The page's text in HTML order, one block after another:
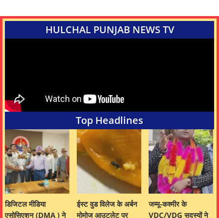
HULCHAL PUNJAB NEWS TV
Top Headlines
डिजिटल मीडिया
एसोसिएशन (DMA ) ने
ईस्ट वुड विलेज के अर्बन
मोमोज आउटलेट पर
जम्मू-कश्मीर के
VDC/VDG सदस्यों ने